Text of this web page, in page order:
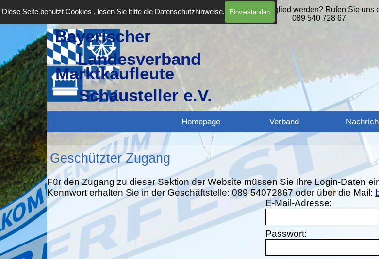
Diese Seite benutzt Cookies , lesen Sie bitte die Datenschutzhinweise. Einverstanden
Wollen Sie Mitglied werden? Rufen Sie uns
089 540 728 67
Bayerischer
Landesverband
Marktkaufleute
Schausteller e.V.
Menü
Homepage Verband ▼
Geschützter Zugang
Für den Zugang zu dieser Sektion der Website müssen Sie Ihre Login-Daten
Kennwort erhalten Sie in der Geschäftstelle: 089 54072867 oder über die Mail:
E-Mail-Adresse:
Passwort: